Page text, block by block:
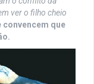
ver o filho cheio
convencem que